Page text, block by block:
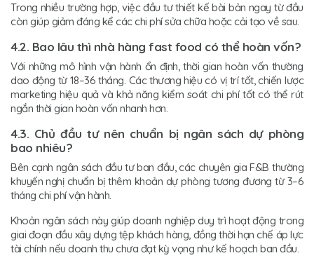
Trong nhiều trường hợp, việc đầu tư thiết kế bài bản ngay từ đầu
còn giúp giảm đáng kể các chi phí sửa chữa hoặc cải tạo về sau.
4.2. Bao lâu thì nhà hàng fast food có thể hoàn vốn?
Với những mô hình vận hành ổn định, thời gian hoàn vốn thường
dao động từ 18–36 tháng. Các thương hiệu có vị trí tốt, chiến lược
marketing hiệu quả và khả năng kiểm soát chi phí tốt có thể rút
ngắn thời gian hoàn vốn nhanh hơn.
4.3. Chủ đầu tư nên chuẩn bị ngân sách dự phòng
bao nhiêu?
Bên cạnh ngân sách đầu tư ban đầu, các chuyên gia F&B thường
khuyến nghị chuẩn bị thêm khoản dự phòng tương đương từ 3–6
tháng chi phí vận hành.
Khoản ngân sách này giúp doanh nghiệp duy trì hoạt động trong
giai đoạn đầu xây dựng tệp khách hàng, đồng thời hạn chế áp lực
tài chính nếu doanh thu chưa đạt kỳ vọng như kế hoạch ban đầu.